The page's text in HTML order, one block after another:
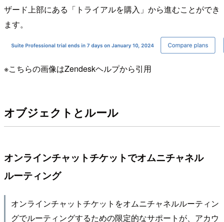
ザード上部にある「トライアルを購入」から進むことができ
ます。
※こちらの画像はZendeskヘルプから引用
オブジェクトとルール
オンラインチャットチケットでオムニチャネル
ルーティング
オンラインチャットチケットをオムニチャネルルーティン
グでルーティングするための限定的なサポートが、アカウ